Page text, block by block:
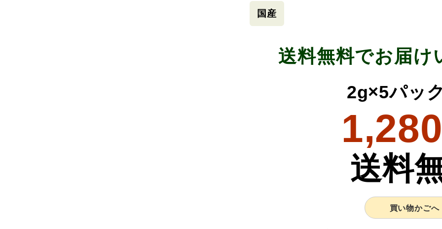
国産
送料無料でお届け
2g×5パッ
送料
買い物かごへ